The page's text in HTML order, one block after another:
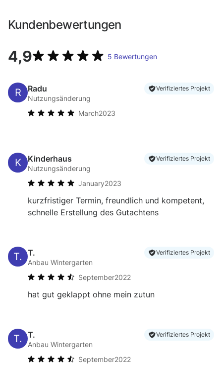
Kundenbewertungen
4,9 5 Bewertungen
Radu Verifiziertes Projekt
Nutzungsänderung
March2023
Kinderhaus Verifiziertes Projekt
Nutzungsänderung
January2023
kurzfristiger Termin, freundlich und kompetent,
schnelle Erstellung des Gutachtens
T. T. Verifiziertes Projekt
Anbau Wintergarten
September2022
hat gut geklappt ohne mein zutun
T. T. Verifiziertes Projekt
Anbau Wintergarten
September2022